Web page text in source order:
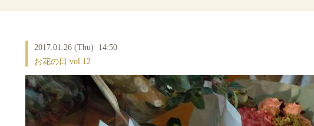
2017.01.26 (Thu) 14:50
お花の日 vol.12